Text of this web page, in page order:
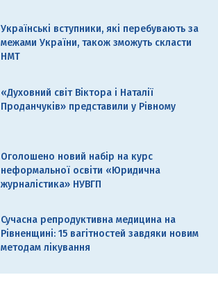
Українські вступники, які перебувають за
межами України, також зможуть скласти
НМТ
«Духовний світ Віктора і Наталії
Проданчуків» представили у Рівному
Оголошено новий набір на курс
неформальної освіти «Юридична
журналістика» НУВГП
Сучасна репродуктивна медицина на
Рівненщині: 15 вагітностей завдяки новим
методам лікування